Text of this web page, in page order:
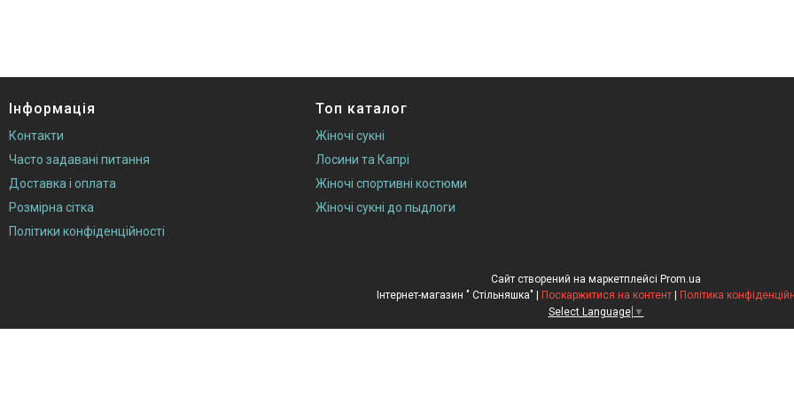
Інформація
Контакти
Часто задавані питання
Доставка і оплата
Розмірна сітка
Політики конфіденційності
Топ каталог
Жіночі сукні
Лосини та Капрі
Жіночі спортивні костюми
Жіночі сукні до пыдлоги
Сайт створений на маркетплейсі Prom.ua
Поскаржитися на контент
Політика
Select Language ▼